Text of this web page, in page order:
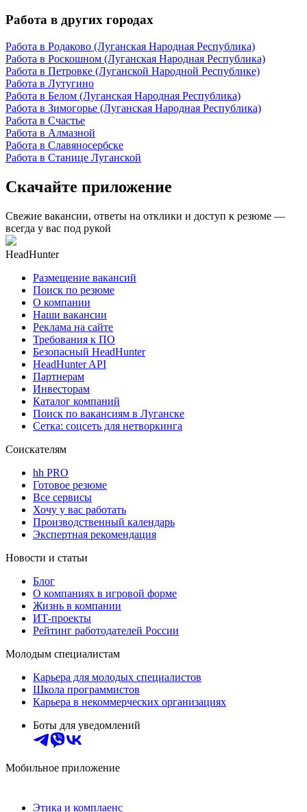
Работа в других городах
Работа в Родаково (Луганская Народная Республика)
Работа в Роскошном (Луганская Народная Республика)
Работа в Петровке (Луганской Народной Республике)
Работа в Лутугино
Работа в Белом (Луганская Народная Республика)
Работа в Зимогорье (Луганская Народная Республика)
Работа в Счастье
Работа в Алмазной
Работа в Славяносербске
Работа в Станице Луганской
Скачайте приложение
Свежие вакансии, ответы на отклики и доступ к резюме —
всегда у вас под рукой
HeadHunter
Размещение вакансий
Поиск по резюме
О компании
Наши вакансии
Реклама на сайте
Требования к ПО
Безопасный HeadHunter
HeadHunter API
Партнерам
Инвесторам
Каталог компаний
Поиск по вакансиям в Луганске
Сетка: соцсеть для нетворкинга
Соискателям
hh PRO
Готовое резюме
Все сервисы
Хочу у вас работать
Производственный календарь
Экспертная рекомендация
Новости и статьи
Блог
О компаниях в игровой форме
Жизнь в компании
ИТ-проекты
Рейтинг работодателей России
Молодым специалистам
Карьера для молодых специалистов
Школа программистов
Карьера в некоммерческих организациях
Боты для уведомлений
Мобильное приложение
Этика и комплаенс